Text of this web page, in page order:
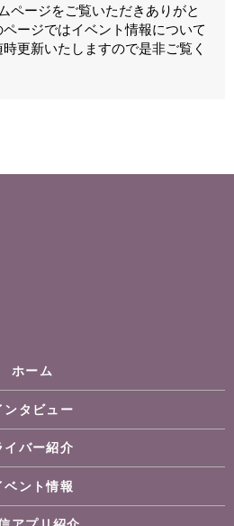
ページをご覧いただきありがと
ージではイベント情報について
更新いたしますので是非ご覧く
ホーム
ンタビュー
イバー紹介
ベント情報